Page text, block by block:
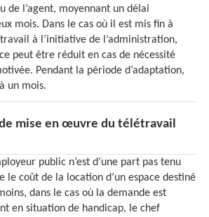
de l’agent, moyennant un délai
mois. Dans le cas où il est mis fin à
à l’initiative de l’administration,
peut être réduit en cas de nécessité
Pendant la période d’adaptation,
un mois.
mise en œuvre du télétravail
public n’est d’une part pas tenu
le coût de la location d’un espace destiné
dans le cas où la demande est
en situation de handicap, le chef